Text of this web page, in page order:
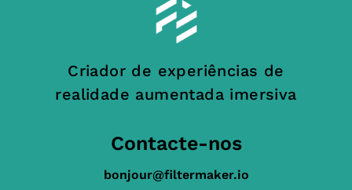
Criador de experiências de
realidade aumentada imersiva
Contacte-nos
bonjour@filtermaker.io